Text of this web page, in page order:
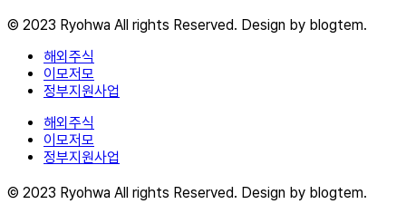
© 2023 Ryohwa All rights Reserved. Design by blogtem.
해외주식
이모저모
정부지원사업
해외주식
이모저모
정부지원사업
© 2023 Ryohwa All rights Reserved. Design by blogtem.